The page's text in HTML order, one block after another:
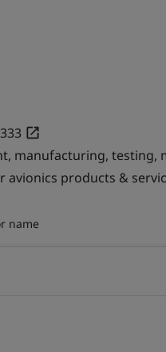
manufacturing,
products &
name